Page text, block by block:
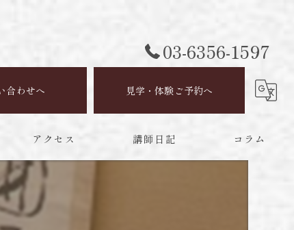
03-6356-1597
合わせへ 見学・体験ご予約へ
アクセス 講師日記 コラム